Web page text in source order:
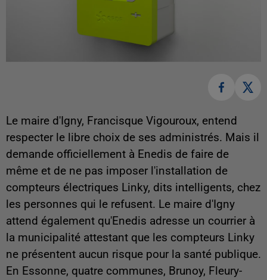
Le maire d'Igny, Francisque Vigouroux, entend
respecter le libre choix de ses administrés. Mais il
demande officiellement à Enedis de faire de
même et de ne pas imposer l'installation de
compteurs électriques Linky, dits intelligents, chez
les personnes qui le refusent. Le maire d'Igny
attend également qu'Enedis adresse un courrier à
la municipalité attestant que les compteurs Linky
ne présentent aucun risque pour la santé publique.
En Essonne, quatre communes, Brunoy, Fleury-